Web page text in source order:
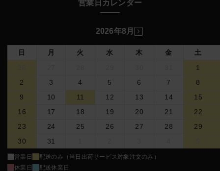
は、有効期限切れや上限額のオーバーなどが一般的に多
ットカード会社】へお問合わせをお願いいたします。
今後とも、ヤーマンオンラインストアをご愛顧の程、何
営業日カレンダー
2026年8月
日 月 火 水 木 金
土
1
2
3 4 5 6 7
8
9
10 11 12 13 14
15
16
17 18 19 20 21
22
23
24 25 26 27 28
29
30
31
営業日
配送のみ（当日出荷サービス対象注文のみ）
休業日
配送休業日